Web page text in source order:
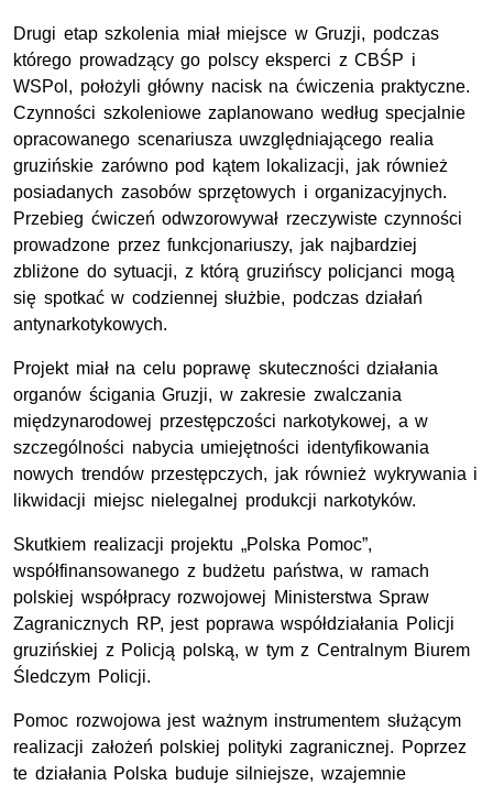
Drugi etap szkolenia miał miejsce w Gruzji, podczas
którego prowadzący go polscy eksperci z CBŚP i
WSPol, położyli główny nacisk na ćwiczenia praktyczne.
Czynności szkoleniowe zaplanowano według specjalnie
opracowanego scenariusza uwzględniającego realia
gruzińskie zarówno pod kątem lokalizacji, jak również
posiadanych zasobów sprzętowych i organizacyjnych.
Przebieg ćwiczeń odwzorowywał rzeczywiste czynności
prowadzone przez funkcjonariuszy, jak najbardziej
zbliżone do sytuacji, z którą gruzińscy policjanci mogą
się spotkać w codziennej służbie, podczas działań
antynarkotykowych.
Projekt miał na celu poprawę skuteczności działania
organów ścigania Gruzji, w zakresie zwalczania
międzynarodowej przestępczości narkotykowej, a w
szczególności nabycia umiejętności identyfikowania
nowych trendów przestępczych, jak również wykrywania i
likwidacji miejsc nielegalnej produkcji narkotyków.
Skutkiem realizacji projektu „Polska Pomoc”,
współfinansowanego z budżetu państwa, w ramach
polskiej współpracy rozwojowej Ministerstwa Spraw
Zagranicznych RP, jest poprawa współdziałania Policji
gruzińskiej z Policją polską, w tym z Centralnym Biurem
Śledczym Policji.
Pomoc rozwojowa jest ważnym instrumentem służącym
realizacji założeń polskiej polityki zagranicznej. Poprzez
te działania Polska buduje silniejsze, wzajemnie